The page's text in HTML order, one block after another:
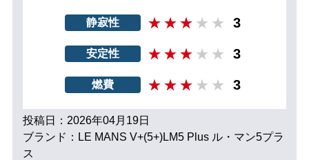
静寂性 3
安定性 3
燃費 3
投稿日：2026年04月19日
ブランド：LE MANS V+(5+)LM5 Plus ル・マン5プラ
ス